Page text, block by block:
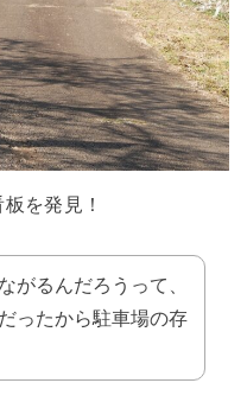
を発見！
がるんだろうって、
ったから駐車場の存